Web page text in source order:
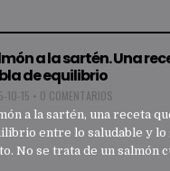
a la sartén. Una
de equilibrio
10-15 • 0 COMENTARIOS
a la sartén, una receta
entre lo saludable y
No se trata de un salmón